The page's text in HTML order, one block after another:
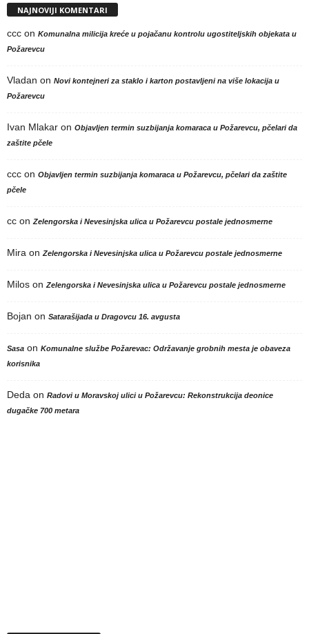
NAJNOVIJI KOMENTARI
ccc on Komunalna milicija kreće u pojačanu kontrolu ugostiteljskih objekata u
Požarevcu
Vladan on Novi kontejneri za staklo i karton postavljeni na više lokacija u
Požarevcu
Ivan Mlakar on Objavljen termin suzbijanja komaraca u Požarevcu, pčelari da
zaštite pčele
ccc on Objavljen termin suzbijanja komaraca u Požarevcu, pčelari da zaštite
pčele
cc on Zelengorska i Nevesinjska ulica u Požarevcu postale jednosmerne
Mira on Zelengorska i Nevesinjska ulica u Požarevcu postale jednosmerne
Milos on Zelengorska i Nevesinjska ulica u Požarevcu postale jednosmerne
Bojan on Satarašijada u Dragovcu 16. avgusta
Sasa on Komunalne službe Požarevac: Održavanje grobnih mesta je obaveza
korisnika
Deda on Radovi u Moravskoj ulici u Požarevcu: Rekonstrukcija deonice
dugačke 700 metara